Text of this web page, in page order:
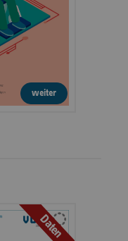
weiter
Daten